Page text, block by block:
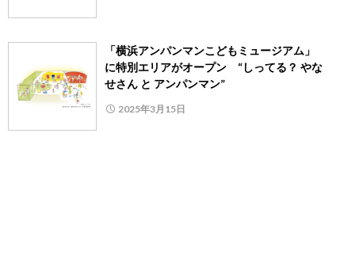
「横浜アンパンマンこどもミュージアム」
に特別エリアがオープン “しってる？ やな
せさん と アンパンマン”
2025年3月15日